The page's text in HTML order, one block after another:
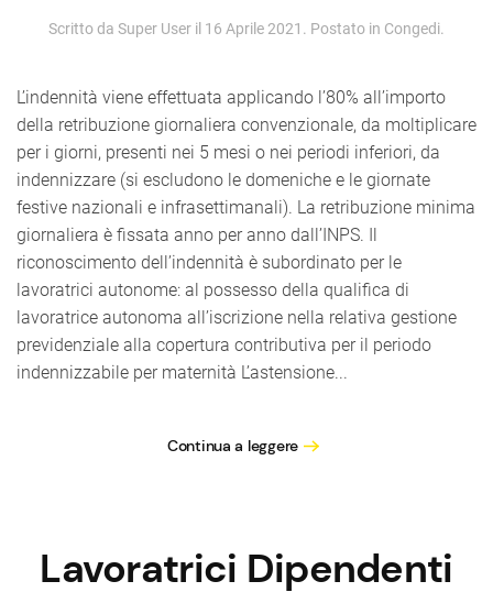
Scritto da Super User il 16 Aprile 2021 . Postato in Congedi.
L’indennità viene effettuata applicando l’80% all’importo
della retribuzione giornaliera convenzionale, da moltiplicare
per i giorni, presenti nei 5 mesi o nei periodi inferiori, da
indennizzare (si escludono le domeniche e le giornate
festive nazionali e infrasettimanali). La retribuzione minima
giornaliera è fissata anno per anno dall’INPS. Il
riconoscimento dell’indennità è subordinato per le
lavoratrici autonome: al possesso della qualifica di
lavoratrice autonoma all’iscrizione nella relativa gestione
previdenziale alla copertura contributiva per il periodo
indennizzabile per maternità L’astensione...
Continua a leggere
Lavoratrici Dipendenti